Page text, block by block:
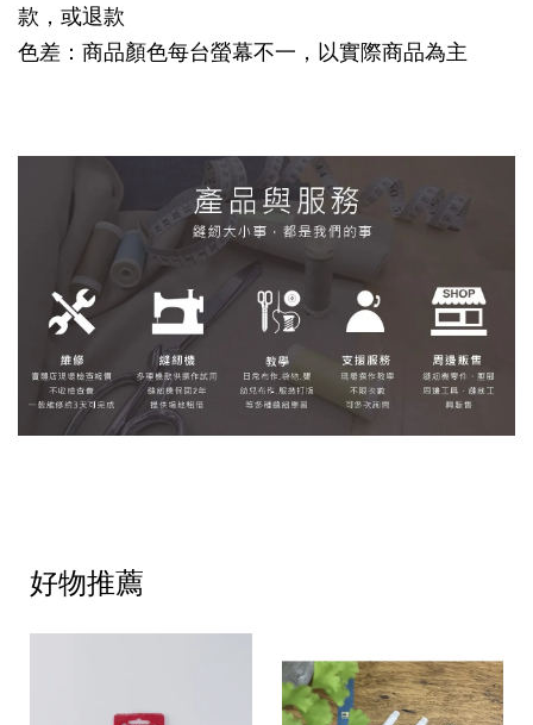
款，或退款
色差：商品顏色每台螢幕不一，以實際商品為主
好物推薦